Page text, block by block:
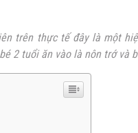
trên thực tế đây là một
2 tuổi ăn vào là nôn trớ và